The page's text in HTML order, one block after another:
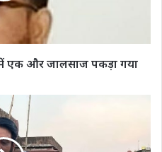
एक और जालसाज पकड़ा गया